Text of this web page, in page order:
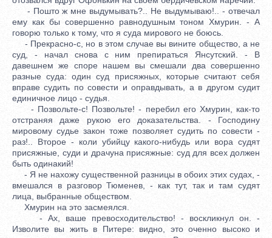
- Пошто ж мне выдумывать?.. Не выдумываю!.. - отвечал
ему как бы совершенно равнодушным тоном Хмурин. - А
говорю только к тому, что я суда мирового не боюсь.
- Прекрасно-с, но в этом случае вы вините общество, а не
суд, - начал снова с ним препираться Янсутский. - В
давешнем же споре нашем вы смешали два совершенно
разные суда: один суд присяжных, которые считают себя
вправе судить по совести и оправдывать, а в другом судит
единичное лицо - судья.
- Позвольте-с! Позвольте! - перебил его Хмурин, как-то
отстраняя даже рукою его доказательства. - Господину
мировому судье закон тоже позволяет судить по совести -
раз!.. Второе - коли убийцу какого-нибудь или вора судят
присяжные, суди и драчуна присяжные: суд для всех должен
быть одинакий!
- Я не нахожу существенной разницы в обоих этих судах, -
вмешался в разговор Тюменев, - как тут, так и там судят
лица, выбранные обществом.
Хмурин на это засмеялся.
- Ах, ваше превосходительство! - воскликнул он. -
Изволите вы жить в Питере: видно, это оченно высоко и